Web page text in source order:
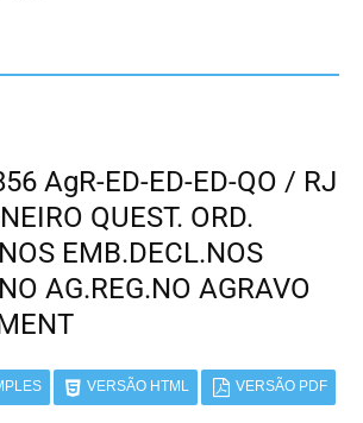
AgR-ED-ED-ED-QO / RJ
QUEST. ORD.
EMB.DECL.NOS
AG.REG.NO AGRAVO
VERSÃO HTML VERSÃO PDF